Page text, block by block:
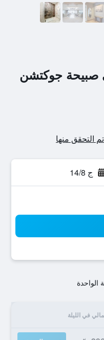
جوكتشن
ج 14/8
الواحدة
في الليلة